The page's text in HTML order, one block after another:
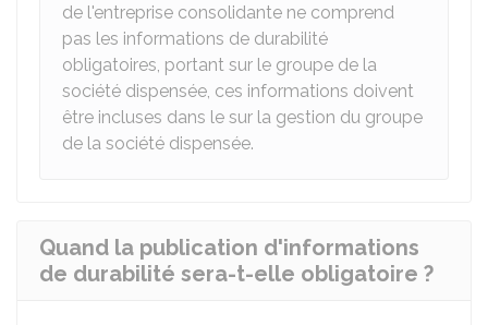
de l'entreprise consolidante ne comprend
pas les informations de durabilité
obligatoires, portant sur le groupe de la
société dispensée, ces informations doivent
être incluses dans le sur la gestion du groupe
de la société dispensée.
Quand la publication d'informations
de durabilité sera-t-elle obligatoire ?